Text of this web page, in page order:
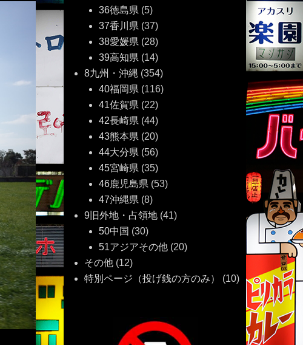
36徳島県 (5)
37香川県 (37)
38愛媛県 (28)
39高知県 (14)
8九州・沖縄 (354)
40福岡県 (116)
41佐賀県 (22)
42長崎県 (44)
43熊本県 (20)
44大分県 (56)
45宮崎県 (35)
46鹿児島県 (53)
47沖縄県 (8)
9旧外地・占領地 (41)
50中国 (30)
51アジアその他 (20)
その他 (12)
特別ページ（投げ銭の方のみ）
(10)